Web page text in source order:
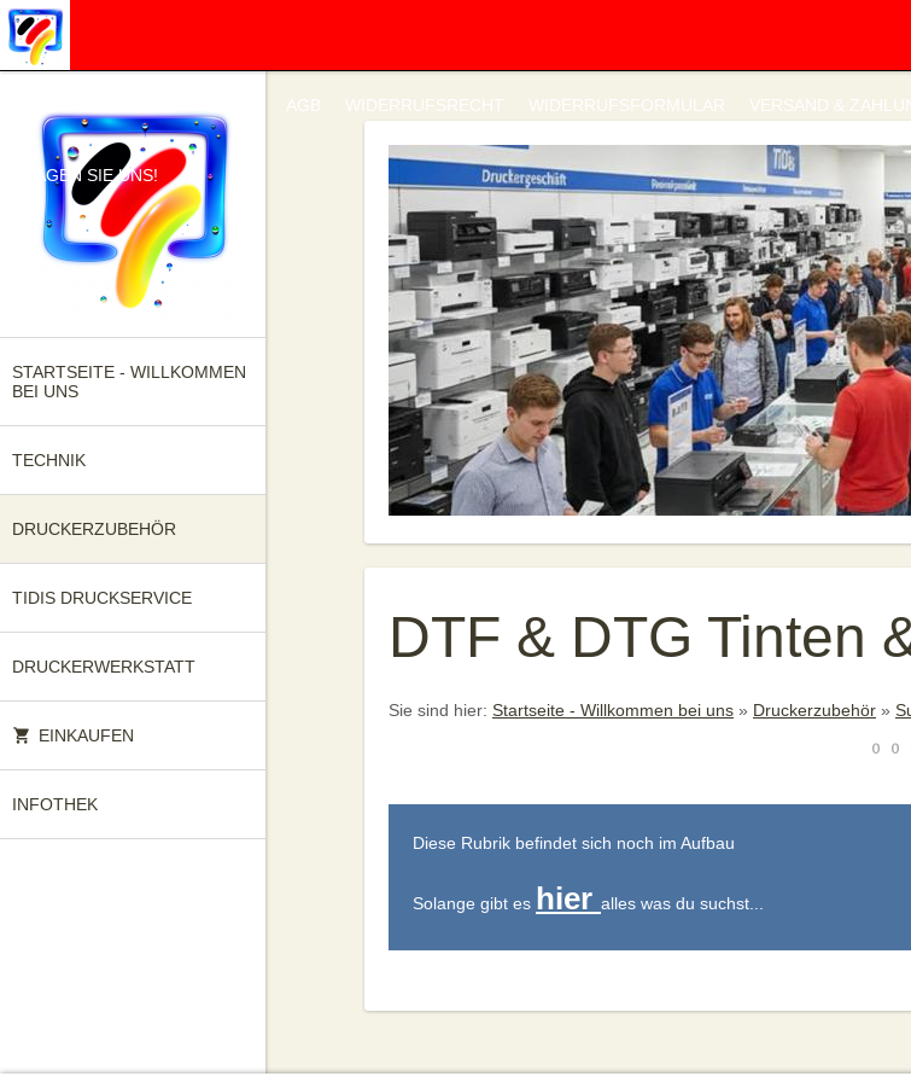
AGB WIDERRUFSRECHT WIDERRUFSFORMULAR VERSAND &
FRAGEN SIE UNS!
STARTSEITE - WILLKOMMEN
BEI UNS
TECHNIK
DRUCKERZUBEHÖR
TIDIS DRUCKSERVICE
DRUCKERWERKSTATT
EINKAUFEN
INFOTHEK
DTF & DTG Tinten
Sie sind hier: Startseite - Willkommen bei uns » Druckerzubehör »
Diese Rubrik befindet sich noch im Aufbau
Solange gibt es hier alles was du suchst...